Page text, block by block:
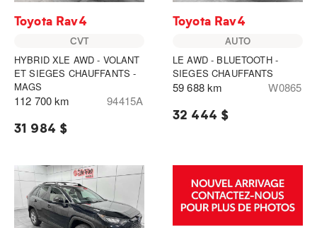
Toyota Rav4
CVT
HYBRID XLE AWD - VOLANT
ET SIEGES CHAUFFANTS -
MAGS
112 700 km 94415A
31 984 $
Toyota Rav4
AUTO
LE AWD - BLUETOOTH -
SIEGES CHAUFFANTS
59 688 km W0865
32 444 $